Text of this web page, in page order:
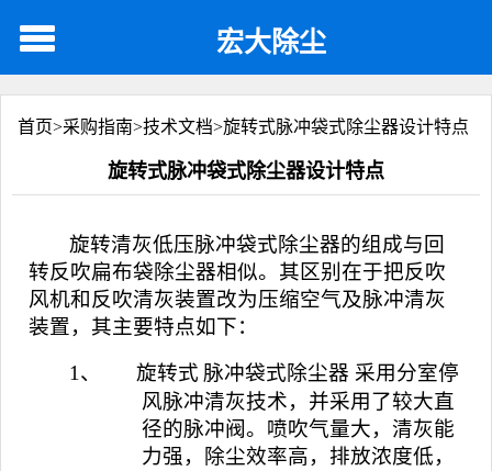
宏大除尘
首页>采购指南>技术文档>旋转式脉冲袋式除尘器设计特点
旋转式脉冲袋式除尘器设计特点
旋转清灰低压脉冲袋式除尘器的组成与回
转反吹扁布袋除尘器相似。其区别在于把反吹
风机和反吹清灰装置改为压缩空气及脉冲清灰
装置，其主要特点如下：
1、
旋转式 脉冲袋式除尘器 采用分室停
风脉冲清灰技术，并采用了较大直
径的脉冲阀。喷吹气量大，清灰能
力强，除尘效率高，排放浓度低，